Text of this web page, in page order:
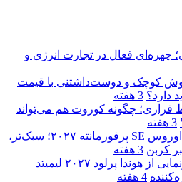
چهره‌ای فعال در تجارت انرژی و
توپولینو ۲۰۲۶؛ موش کوچک و دوست‌داشتنی با قیمت
3 هفته
فراری؛ چگونه کوروت هم می‌تواند
3 هفته
رونمایی از لامبورگینی اوروس SE پرفورمانته ۲۰۲۷؛ سبک‌تر،
کربن 3 هفته
شاهکار جدید ژاپنی؛ رونمایی از هوندا پرلود ۲۰۲۷ لیمیتد
4 هفته